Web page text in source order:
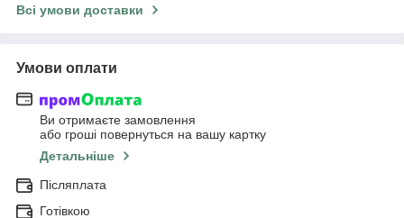
Всі умови доставки
Умови оплати
Ви отримаєте замовлення
або гроші повернуться на вашу картку
Детальніше
Післяплата
Готівкою